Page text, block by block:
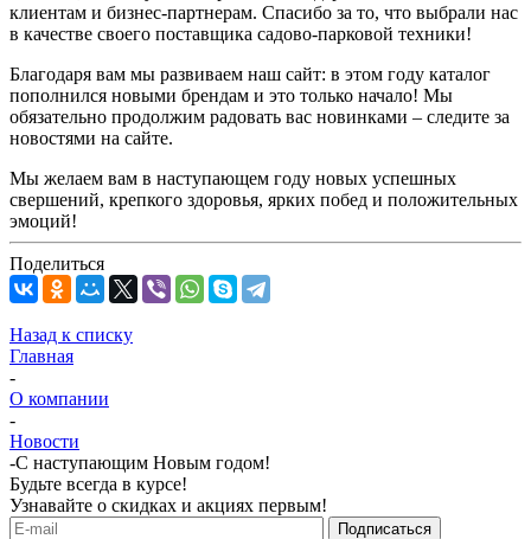
клиентам и бизнес-партнерам. Спасибо за то, что выбрали нас
в качестве своего поставщика садово-парковой техники!
Благодаря вам мы развиваем наш сайт: в этом году каталог
пополнился новыми брендам и это только начало! Мы
обязательно продолжим радовать вас новинками – следите за
новостями на сайте.
Мы желаем вам в наступающем году новых успешных
свершений, крепкого здоровья, ярких побед и положительных
эмоций!
Поделиться
Назад к списку
Главная
-
О компании
-
Новости
-С наступающим Новым годом!
Будьте всегда в курсе!
Узнавайте о скидках и акциях первым!